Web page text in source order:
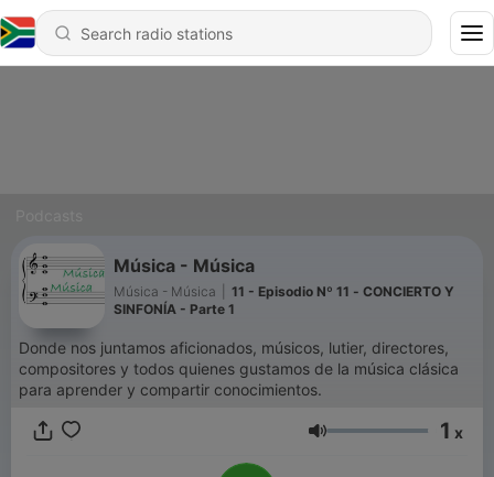
Música - Música
Música - Música
11 - Episodio Nº 11 - CONCIERTO Y
SINFONÍA - Parte 1
Donde nos juntamos aficionados, músicos, lutier, directores,
compositores y todos quienes gustamos de la música clásica
para aprender y compartir conocimientos.
Volume 1 x